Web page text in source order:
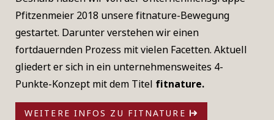
Pfitzenmeier 2018 unsere fitnature-Bewegung
gestartet. Darunter verstehen wir einen
fortdauernden Prozess mit vielen Facetten. Aktuell
gliedert er sich in ein unternehmensweites 4-
Punkte-Konzept mit dem Titel fitnature.
WEITERE INFOS ZU FITNATURE